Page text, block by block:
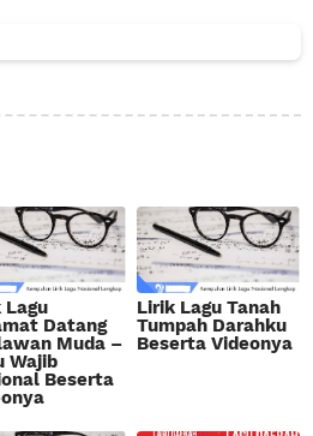
Lagu
Datang
Muda –
Wajib
Beserta
Lirik Lagu Tanah
Tumpah Darahku
Beserta Videonya